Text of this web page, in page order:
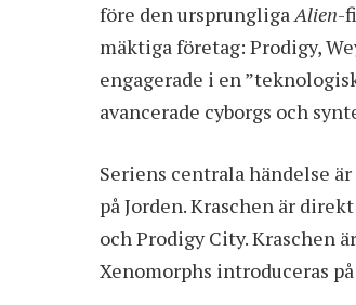
före den ursprungligaAlien-
mäktiga företag: Prodigy,
engagerade i en
avancerade cyborgs och
Seriens centrala händelse
på Jorden. Kraschen är
och Prodigy City. Kraschen
Xenomorphs introduceras